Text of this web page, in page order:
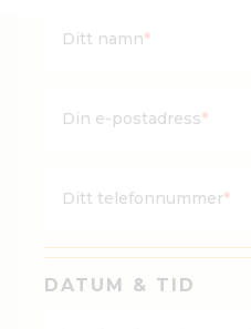
Ditt namn*
Din e-postadress*
Ditt telefonnummer*
DATUM & TID